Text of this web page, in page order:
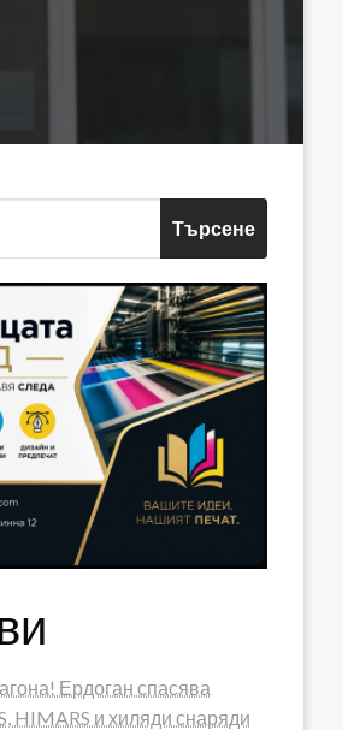
Търсене
Ердоган спасява
HIMARS и хиляди снаряди